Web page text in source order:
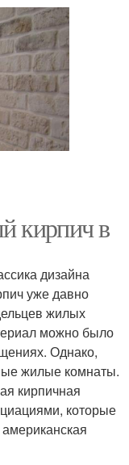
кирпич в
дизайна
уже давно
жилых
можно было
Однако,
жилые комнаты.
кирпичная
которые